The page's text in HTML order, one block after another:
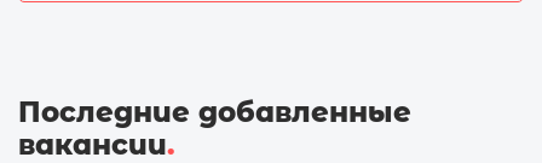
Последние добавленные
вакансии.